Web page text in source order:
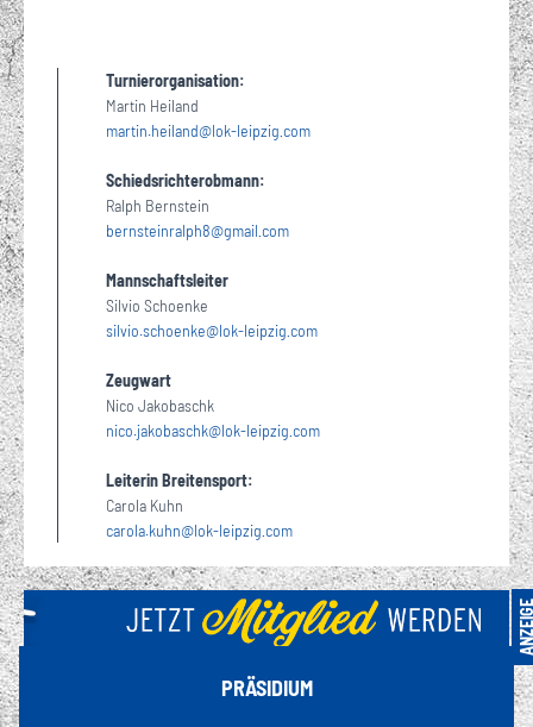
Turnierorganisation:
Martin Heiland
martin.heiland@lok-leipzig·com
Schiedsrichterobmann:
Ralph Bernstein
bernsteinralph8@gmail·com
Mannschaftsleiter
Silvio Schoenke
silvio.schoenke@lok-leipzig·com
Zeugwart
Nico Jakobaschk
nico.jakobaschk@lok-leipzig·com
Leiterin Breitensport:
Carola Kuhn
carola.kuhn@lok-leipzig·com
PRÄSIDIUM